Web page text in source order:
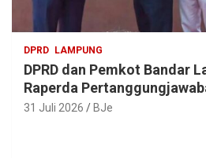
DPRD LAMPUNG
DPRD dan Pemkot Bandar
Raperda
31 Juli 2026 BJe